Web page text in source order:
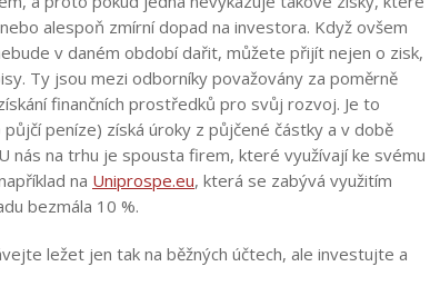
alespoň zmírní dopad na investora. Když ovšem
v daném období dařit, můžete přijít nejen o zisk,
Ty jsou mezi odborníky považovány za poměrně
finančních prostředků pro svůj rozvoj. Je to
peníze) získá úroky z půjčené částky a v době
nás na trhu je spousta firem, které využívají ke svému
na Uniprospe.eu, která se zabývá využitím
bezmála 10 %.
ležet jen tak na běžných účtech, ale investujte a